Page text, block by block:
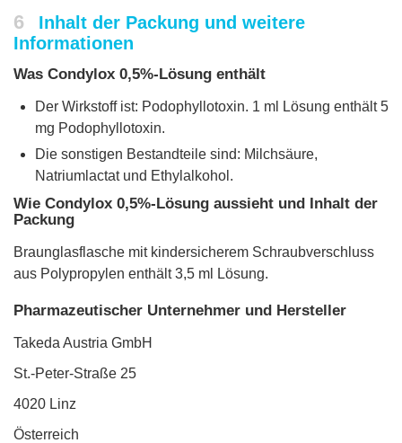
6
Inhalt der Packung und weitere
Informationen
Was Condylox 0,5%-Lösung enthält
Der Wirkstoff ist: Podophyllotoxin. 1 ml Lösung enthält 5
mg Podophyllotoxin.
Die sonstigen Bestandteile sind: Milchsäure,
Natriumlactat und Ethylalkohol.
Wie Condylox 0,5%-Lösung aussieht und Inhalt der
Packung
Braunglasflasche mit kindersicherem Schraubverschluss
aus Polypropylen enthält 3,5 ml Lösung.
Pharmazeutischer Unternehmer und Hersteller
Takeda Austria GmbH
St.-Peter-Straße 25
4020 Linz
Österreich